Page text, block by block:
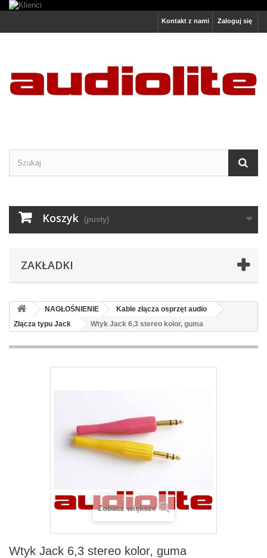
Zaloguj się
Kontakt z nami
Koszyk (pusty)
ZAKŁADKI
NAGŁOŚNIENIE
Kable złącza osprzęt audio
Złącza typu Jack
Wtyk Jack 6,3 stereo kolor, guma
Zobacz większe
Wtyk Jack 6,3 stereo kolor, guma